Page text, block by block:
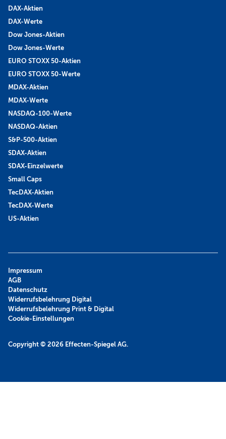
DAX-Aktien
DAX-Werte
Dow Jones-Aktien
Dow Jones-Werte
EURO STOXX 50-Aktien
EURO STOXX 50-Werte
MDAX-Aktien
MDAX-Werte
NASDAQ-100-Werte
NASDAQ-Aktien
S&P-500-Aktien
SDAX-Aktien
SDAX-Einzelwerte
Small Caps
TecDAX-Aktien
TecDAX-Werte
US-Aktien
Copyright © 2026 Effecten-Spiegel AG.
Impressum
AGB
Datenschutz
Widerrufsbelehrung Digital
Widerrufsbelehrung Print & Digital
Cookie-Einstellungen